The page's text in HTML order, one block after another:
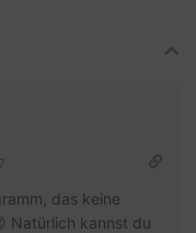
das keine
Natürlich kannst du